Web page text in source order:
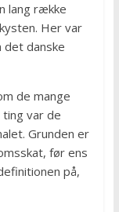
lang række
Her var
det danske
de mange
var de
Grunden er
før ens
på,